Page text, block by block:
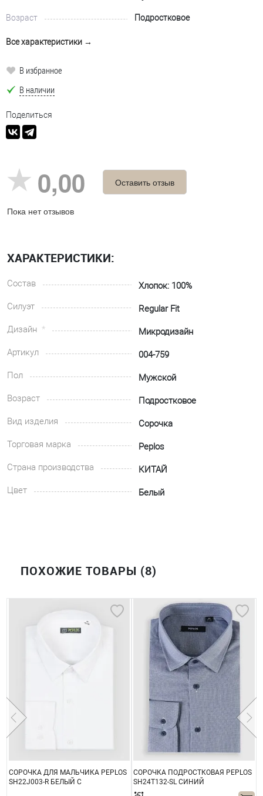
Возраст Подростковое
Все характеристики →
В избранное
В наличии
Поделиться
0,00
Пока нет отзывов
Оставить отзыв
ХАРАКТЕРИСТИКИ:
Состав
Хлопок: 100%
Силуэт
Regular Fit
Дизайн
Микродизайн
Артикул
004-759
Пол
Мужской
Возраст
Подростковое
Вид изделия
Сорочка
Торговая марка
Peplos
Страна производства
КИТАЙ
Цвет
Белый
ПОХОЖИЕ ТОВАРЫ (8)
СОРОЧКА ДЛЯ МАЛЬЧИКА PEPLOS
SH22J003-R БЕЛЫЙ С
СОРОЧКА ПОДРОСТКОВАЯ PEPLOS
SH24T132-SL СИНИЙ